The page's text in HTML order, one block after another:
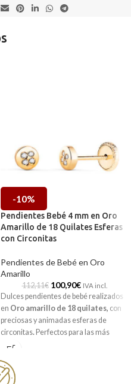
-10%
Pendientes Bebé 4 mm en Oro
Amarillo de 18 Quilates Esferas
con Circonitas
Pendientes de Bebé en Oro
Amarillo
112,11€ 100,90€ IVA incl.
Dulces pendientes de bebé realizados
en Oro amarillo de 18 quilates, con
preciosas y animadas esferas de
circonitas. Perfectos para las más
peques de la casa.